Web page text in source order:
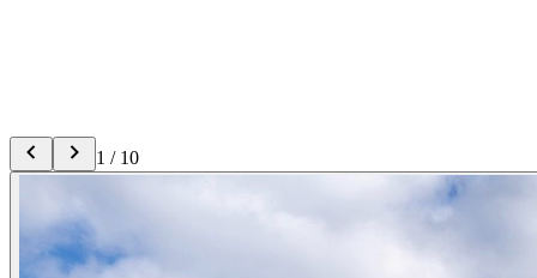
1 / 10